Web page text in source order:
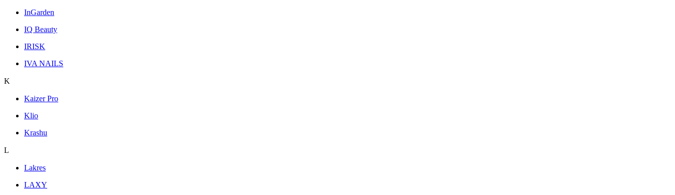
InGarden
IQ Beauty
IRISK
IVA NAILS
K
Kaizer Pro
Klio
Krashu
L
Lakres
LAXY